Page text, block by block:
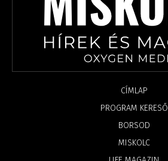
CÍMLAP
PROGRAM KERESŐ
BORSOD
MISKOLC